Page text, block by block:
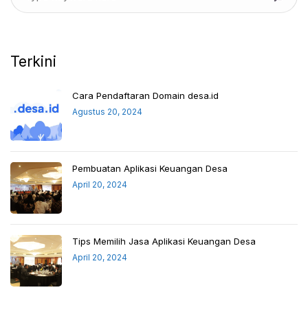
Terkini
Cara Pendaftaran Domain desa.id
Agustus 20, 2024
Pembuatan Aplikasi Keuangan Desa
April 20, 2024
Tips Memilih Jasa Aplikasi Keuangan Desa
April 20, 2024